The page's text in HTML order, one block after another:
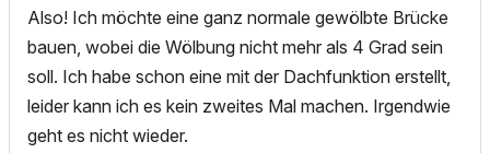
Also! Ich möchte eine ganz normale gewölbte Brücke
bauen, wobei die Wölbung nicht mehr als 4 Grad sein
soll. Ich habe schon eine mit der Dachfunktion erstellt,
leider kann ich es kein zweites Mal machen. Irgendwie
geht es nicht wieder.